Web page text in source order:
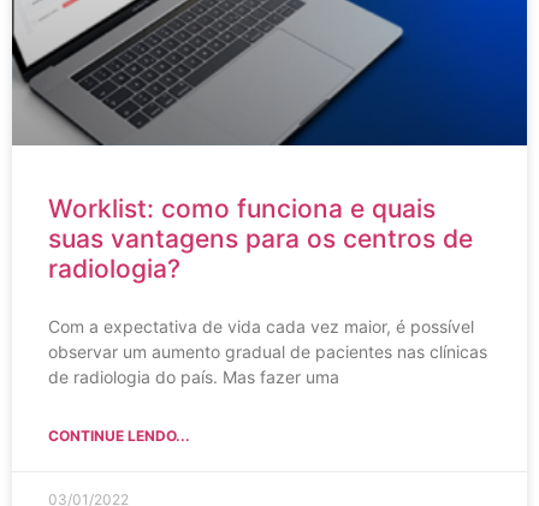
Worklist: como funciona e quais
suas vantagens para os centros de
radiologia?
Com a expectativa de vida cada vez maior, é possível
observar um aumento gradual de pacientes nas clínicas
de radiologia do país. Mas fazer uma
CONTINUE LENDO...
03/01/2022